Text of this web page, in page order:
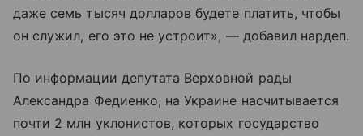
даже семь тысяч долларов будете платить, чтобы
он служил, его это не устроит», — добавил нардеп.
По информации депутата Верховной рады
Александра Федиенко, на Украине насчитывается
почти 2 млн уклонистов, которых государство